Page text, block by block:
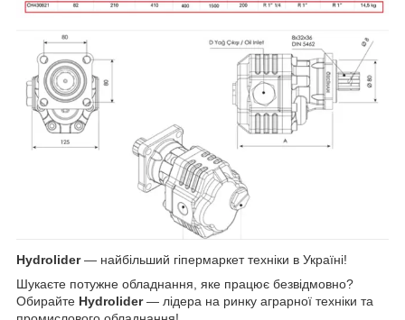
Hydrolider— найбільший гіпермаркет техніки в Україні!
Шукаєте потужне обладнання, яке працює безвідмовно?
Обирайте Hydrolider— лідера на ринку аграрної техніки та